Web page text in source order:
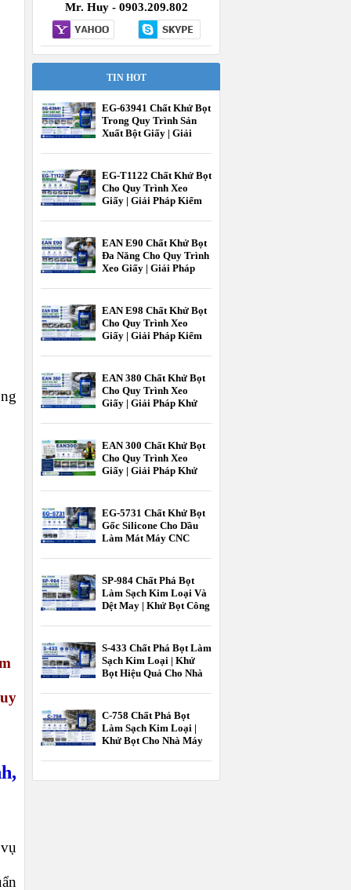
Mr. Huy - 0903.209.802
TIN HOT
EG-63941 Chất Khử Bọt
Trong Quy Trình Sản
Xuất Bột Giấy | Giải
EG-T1122 Chất Khử Bọt
Cho Quy Trình Xeo
Giấy | Giải Pháp Kiểm
EAN E90 Chất Khử Bọt
Đa Năng Cho Quy Trình
Xeo Giấy | Giải Pháp
EAN E98 Chất Khử Bọt
Cho Quy Trình Xeo
Giấy | Giải Pháp Kiểm
EcooneChem
EAN 380 Chất Khử Bọt
Cho Quy Trình Xeo
Giấy | Giải Pháp Khử
Giấy | Ecoone Chem
EAN 300 Chất Khử Bọt
Cho Quy Trình Xeo
Giấy | Giải Pháp Khử
EG-5731 Chất Khử Bọt
Gốc Silicone Cho Dầu
Làm Mát Máy CNC
SP-984 Chất Phá Bọt
Làm Sạch Kim Loại Và
Dệt May | Khử Bọt Công
S-433 Chất Phá Bọt Làm
Sạch Kim Loại | Khử
Bọt Hiệu Quả Cho Nhà
C-758 Chất Phá Bọt
Làm Sạch Kim Loại |
Khử Bọt Cho Nhà Máy